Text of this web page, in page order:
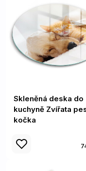
Skleněná deska do
kuchyně Zvířata
kočka